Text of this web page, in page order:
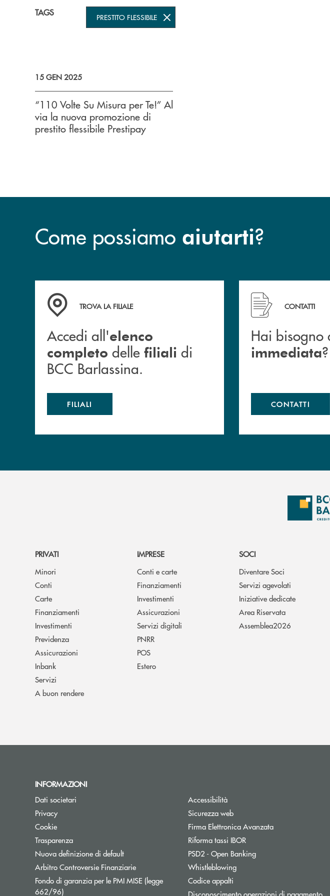
TAGS PRESTITO FLESSIBILE
15 GEN 2025
“110 Volte Su Misura per Te!” Al
via la nuova promozione di
prestito flessibile Prestipay
Come possiamo aiutarti?
Accedi all' elenco completo delle filiali di BCC Barlassina.
TROVA LA FILIALE
Accedi all'elenco
completo delle filiali di
BCC Barlassina.
FILIALI
Hai bisogno di
CONTATTI
Hai bisogno
immediata?
CONTATTI
PRIVATI
Minori
Conti
Carte
Finanziamenti
Investimenti
Previdenza
Assicurazioni
Inbank
Servizi
A buon rendere
IMPRESE
Conti e carte
Finanziamenti
Investimenti
Assicurazioni
Servizi digitali
PNRR
POS
Estero
SOCI
Diventare Soci
Servizi agevolati
Iniziative dedicate
Area Riservata
Assemblea2026
INFORMAZIONI
Dati societari
Privacy
Cookie
Trasparenza
Nuova definizione di default
Arbitro Controversie FinanziarieApre una nuova finestra
Fondo di garanzia per le PMI MISE (legge
662/96)Apre una nuova finestra
Accessibilità
Sicurezza web
Firma Elettronica Avanzata
Riforma tassi IBOR
PSD2 - Open Banking
Whistleblowing
Codice appalti
Disconoscimento operazioni di pagamento